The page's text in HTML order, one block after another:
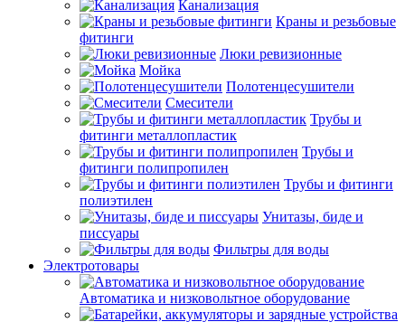
Канализация
Краны и резьбовые
фитинги
Люки ревизионные
Мойка
Полотенцесушители
Смесители
Трубы и
фитинги металлопластик
Трубы и
фитинги полипропилен
Трубы и фитинги
полиэтилен
Унитазы, биде и
писсуары
Фильтры для воды
Электротовары
Автоматика и низковольтное оборудование